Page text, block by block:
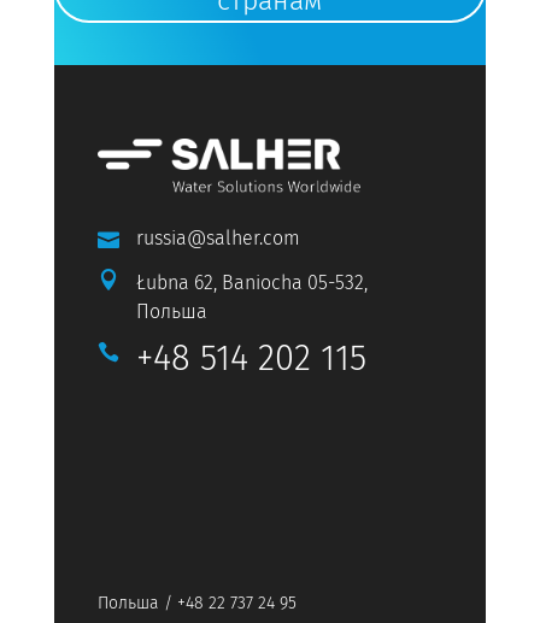
 russia@salher.com

Łubna 62, Baniocha 05-532,
Польша
 +48 514 202 115
Польша / +48 22 737 24 95